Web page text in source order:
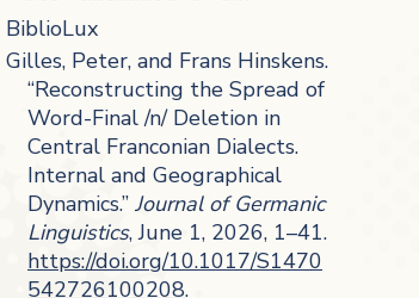
BiblioLux
Gilles, Peter, and Frans Hinskens.
“Reconstructing the Spread of
Word-Final /n/ Deletion in
Central Franconian Dialects.
Internal and Geographical
Dynamics.” Journal of Germanic
Linguistics, June 1, 2026, 1–41.
https://doi.org/10.1017/S1470
542726100208.